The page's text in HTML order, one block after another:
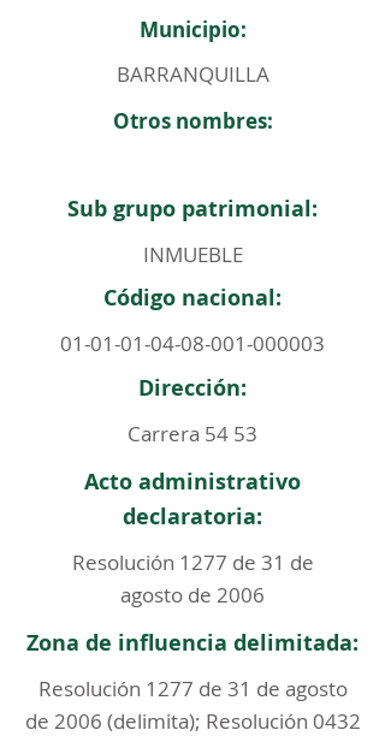
Municipio:
BARRANQUILLA
Otros nombres:
Sub grupo patrimonial:
INMUEBLE
Código nacional:
01-01-01-04-08-001-000003
Dirección:
Carrera 54 53
Acto administrativo
declaratoria:
Resolución 1277 de 31 de
agosto de 2006
Zona de influencia delimitada:
Resolución 1277 de 31 de agosto
de 2006 (delimita); Resolución 0432